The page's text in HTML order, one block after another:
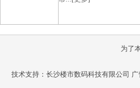
为了
技术支持：长沙楼市数码科技有限公司 广